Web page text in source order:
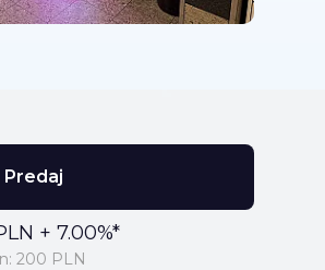
Predaj
+ 7.00%*
200 PLN